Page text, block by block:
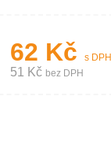
62 Kč s DPH
51 Kč bez DPH